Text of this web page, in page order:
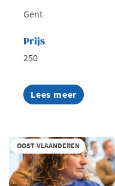
Gent
Prijs
250
Lees meer
about
Summerschool:
publiek
OOST-VLAANDEREN